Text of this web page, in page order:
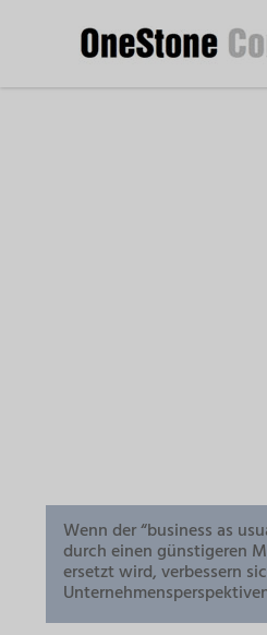
Wenn der “business as
durch einen günstigeren
ersetzt wird, verbessern